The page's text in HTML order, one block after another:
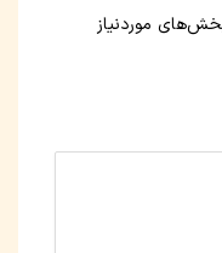
موردنیاز